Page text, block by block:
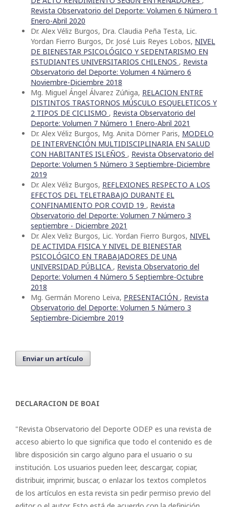
Revista Observatorio del Deporte: Volumen 6 Número 1
Enero-Abril 2020
Dr. Alex Véliz Burgos, Dra. Claudia Peña Testa, Lic.
Yordan Fierro Burgos, Dr. José Luis Reyes Lobos, NIVEL
DE BIENESTAR PSICOLÓGICO Y SEDENTARISMO EN
ESTUDIANTES UNIVERSITARIOS CHILENOS , Revista
Observatorio del Deporte: Volumen 4 Número 6
Noviembre-Diciembre 2018
Mg. Miguel Ángel Álvarez Zúñiga, RELACION ENTRE
DISTINTOS TRASTORNOS MÚSCULO ESQUELETICOS Y
2 TIPOS DE CICLISMO , Revista Observatorio del
Deporte: Volumen 7 Número 1 Enero-Abril 2021
Dr. Alex Véliz Burgos, Mg. Anita Dörner Paris, MODELO
DE INTERVENCIÓN MULTIDISCIPLINARIA EN SALUD
CON HABITANTES ISLEÑOS , Revista Observatorio del
Deporte: Volumen 5 Número 3 Septiembre-Diciembre
2019
Dr. Alex Véliz Burgos, REFLEXIONES RESPECTO A LOS
EFECTOS DEL TELETRABAJO DURANTE EL
CONFINAMIENTO POR COVID 19 , Revista
Observatorio del Deporte: Volumen 7 Número 3
septiembre - Diciembre 2021
Dr. Alex Veliz Burgos, Lic. Yordan Fierro Burgos, NIVEL
DE ACTIVIDA FISICA Y NIVEL DE BIENESTAR
PSICOLÓGICO EN TRABAJADORES DE UNA
UNIVERSIDAD PÚBLICA , Revista Observatorio del
Deporte: Volumen 4 Número 5 Septiembre-Octubre
2018
Mg. Germán Moreno Leiva, PRESENTACIÓN , Revista
Observatorio del Deporte: Volumen 5 Número 3
Septiembre-Diciembre 2019
Enviar un artículo
DECLARACION DE BOAI
"Revista Observatorio del Deporte ODEP es una revista de
acceso abierto lo que significa que todo el contenido es de
libre disposición sin cargo alguno para el usuario o su
institución. Los usuarios pueden leer, descargar, copiar,
distribuir, imprimir, buscar, o enlazar los textos completos
de los artículos en esta revista sin pedir permiso previo del